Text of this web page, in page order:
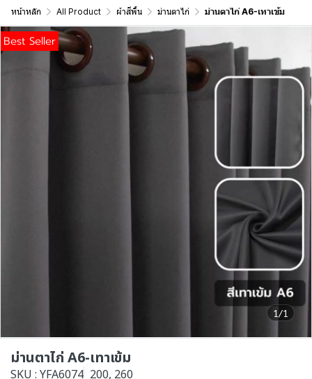
หน้าหลัก All Product ผ้าสีพื้น ม่านตาไก่ ม่านตาไก่ A6-เทาเข้ม
1/1
Best Seller
ม่านตาไก่ A6-เทาเข้ม
SKU : YFA6074 200, 260